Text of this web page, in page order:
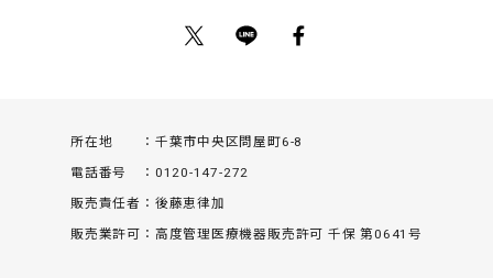
所在地
千葉市中央区問屋町6-8
電話番号
0120-147-272
販売責任者
後藤恵律加
販売業許可
高度管理医療機器販売許可 千保 第0641号